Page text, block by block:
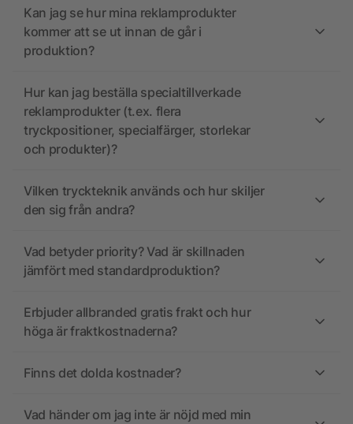
Kan jag se hur mina reklamprodukter
kommer att se ut innan de går i
produktion?
Hur kan jag beställa specialtillverkade
reklamprodukter (t.ex. flera
tryckpositioner, specialfärger, storlekar
och produkter)?
Vilken tryckteknik används och hur skiljer
den sig från andra?
Vad betyder priority? Vad är skillnaden
jämfört med standardproduktion?
Erbjuder allbranded gratis frakt och hur
höga är fraktkostnaderna?
Finns det dolda kostnader?
Vad händer om jag inte är nöjd med min